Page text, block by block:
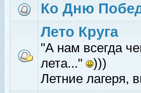
Ко Дню
Лето Круга
"А нам всегда
лета..."
)))
Летние лагеря,